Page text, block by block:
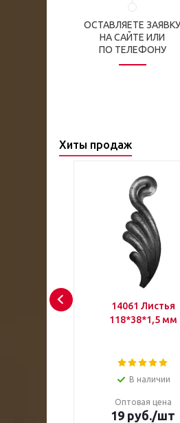
ОСТАВЛЯЕТЕ ЗАЯВКУ
НА САЙТЕ ИЛИ
ПО ТЕЛЕФОНУ
Хиты продаж
14061 Листья
118*38*1,5 мм
В наличии
Оптовая цена
19 руб./шт